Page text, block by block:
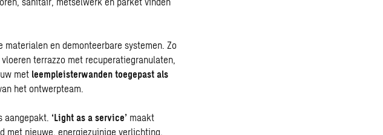
en demonteerbare systemen. Zo
terrazzo met recuperatiegranulaten,
met leempleisterwanden toegepast als
het ontwerpteam.
aangepakt. ‘Light as a service’ maakt
met nieuwe, energiezuinige verlichting.